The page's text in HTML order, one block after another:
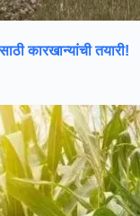
कारखान्यांची तयारी!